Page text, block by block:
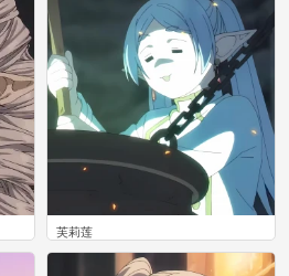
芙莉莲
0